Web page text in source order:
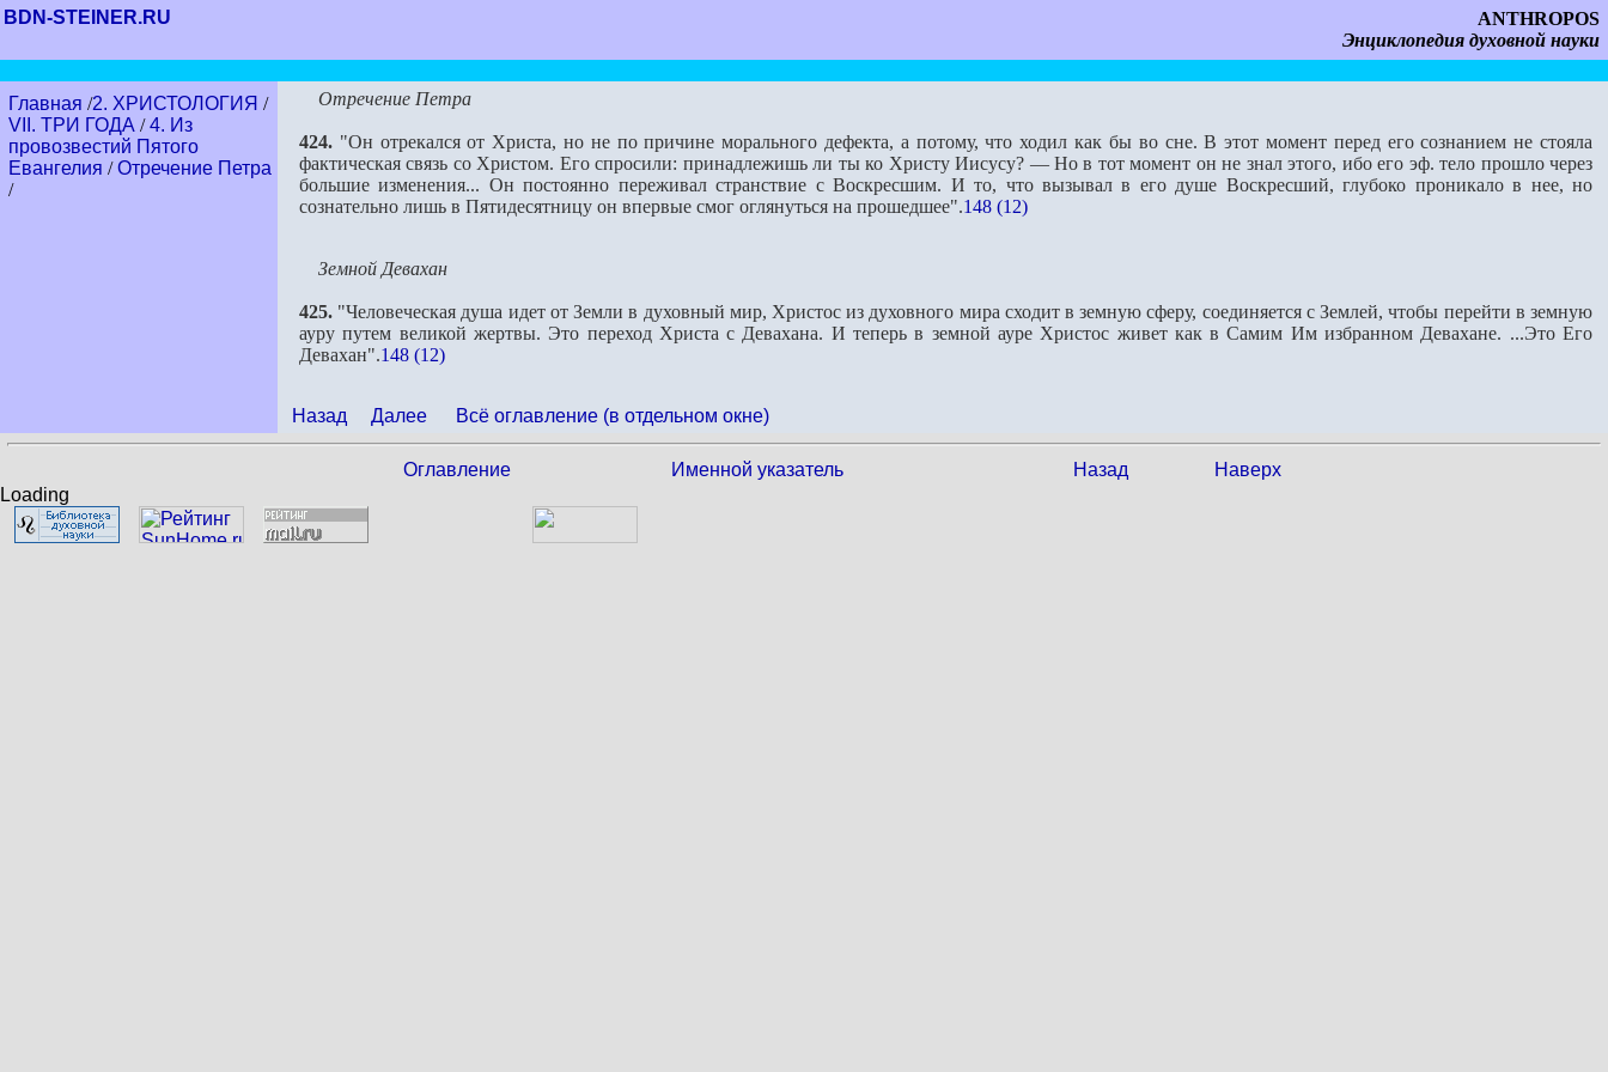
BDN-STEINER.RU
ANTHROPOS
Энциклопедия духовной науки
Главная /2. ХРИСТОЛОГИЯ /
VII. ТРИ ГОДА /4. Из
провозвестий Пятого
Евангелия /Отречение Петра
/
Отречение Петра
424. "Он отрекался от Христа, но не по причине морального дефекта, а потому, что ходил как бы во сне. В этот момент перед его сознанием не стояла
фактическая связь со Христом. Его спросили: принадлежишь ли ты ко Христу Иисусу? — Но в тот момент он не знал этого, ибо его эф. тело прошло через
большие изменения... Он постоянно переживал странствие с Воскресшим. И то, что вызывал в его душе Воскресший, глубоко проникало в нее, но
сознательно лишь в Пятидесятницу он впервые смог оглянуться на прошедшее".148 (12)
Земной Девахан
425. "Человеческая душа идет от Земли в духовный мир, Христос из духовного мира сходит в земную сферу, соединяется с Землей, чтобы перейти в земную
ауру путем великой жертвы. Это переход Христа с Девахана. И теперь в земной ауре Христос живет как в Самим Им избранном Девахане. ...Это Его
Девахан".148 (12)
Назад Далее Всё оглавление (в отдельном окне)
Оглавление Именной указатель Назад
Наверх
Loading